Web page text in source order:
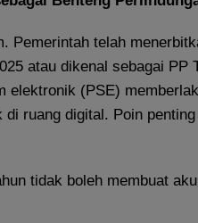
Pemerintah telah
atau dikenal sebagai PP
elektronik (PSE)
di ruang digital. Poin
tidak boleh membuat